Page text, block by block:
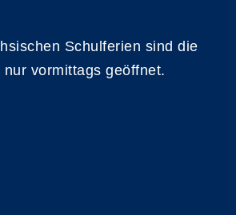
Schulferien sind die
vormittags geöffnet.